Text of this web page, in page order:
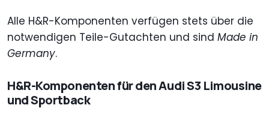
Alle H&R-Komponenten verfügen stets über die
notwendigen Teile-Gutachten und sind Made in
Germany.
H&R-Komponenten für den Audi S3 Limousine
und Sportback